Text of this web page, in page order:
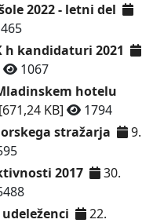
2022 - letni del
h kandidaturi 2021
1067
hotelu
[671,24 KB]
1794
stražarja
9.
2017
30.
22.